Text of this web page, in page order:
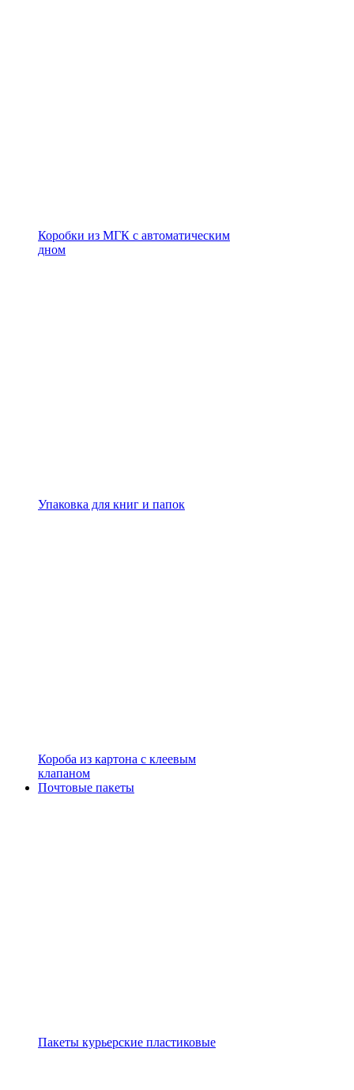
Коробки из МГК с автоматическим
дном
Упаковка для книг и папок
Короба из картона с клеевым
клапаном
Почтовые пакеты
Пакеты курьерские пластиковые